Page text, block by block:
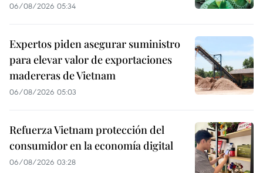
06/08/2026 05:34
Expertos piden asegurar suministro
para elevar valor de exportaciones
madereras de Vietnam
06/08/2026 05:03
Refuerza Vietnam protección del
consumidor en la economía digital
06/08/2026 03:28